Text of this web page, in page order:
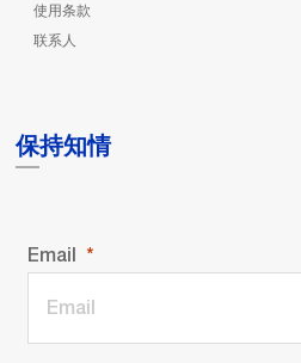
使用条款
联系人
保持知情
Email